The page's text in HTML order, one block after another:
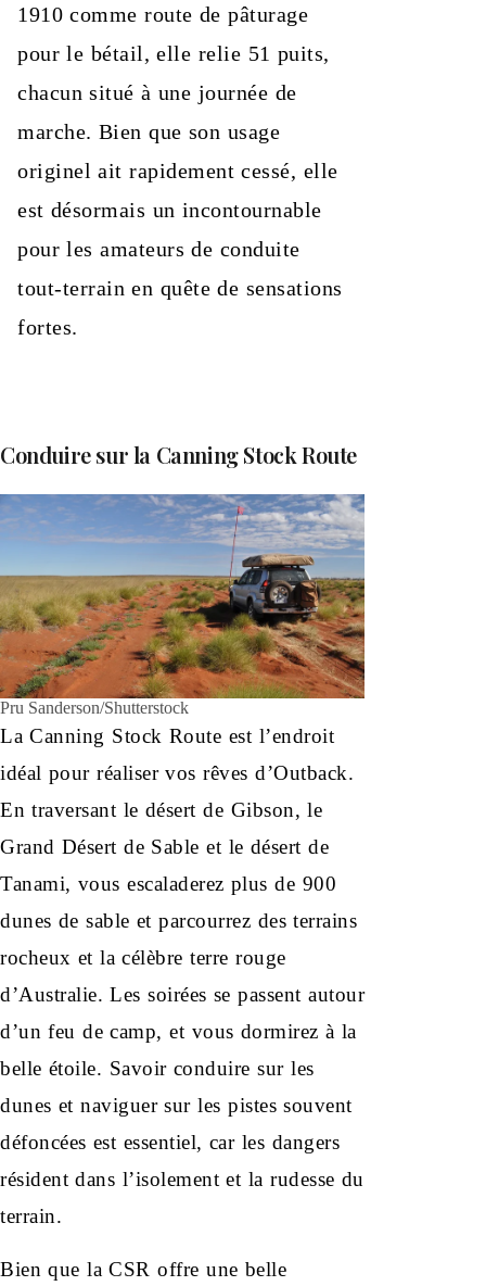
1910 comme route de pâturage
pour le bétail, elle relie 51 puits,
chacun situé à une journée de
marche. Bien que son usage
originel ait rapidement cessé, elle
est désormais un incontournable
pour les amateurs de conduite
tout-terrain en quête de sensations
fortes.
Conduire sur la Canning Stock Route
Pru Sanderson/Shutterstock
La Canning Stock Route est l’endroit
idéal pour réaliser vos rêves d’Outback.
En traversant le désert de Gibson, le
Grand Désert de Sable et le désert de
Tanami, vous escaladerez plus de 900
dunes de sable et parcourrez des terrains
rocheux et la célèbre terre rouge
d’Australie. Les soirées se passent autour
d’un feu de camp, et vous dormirez à la
belle étoile. Savoir conduire sur les
dunes et naviguer sur les pistes souvent
défoncées est essentiel, car les dangers
résident dans l’isolement et la rudesse du
terrain.
Bien que la CSR offre une belle